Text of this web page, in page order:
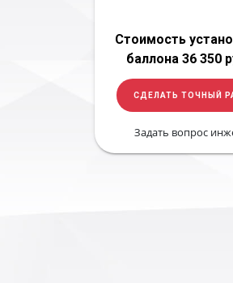
Стоимость
баллона 36 350
СДЕЛАТЬ ТОЧНЫЙ
Задать вопрос